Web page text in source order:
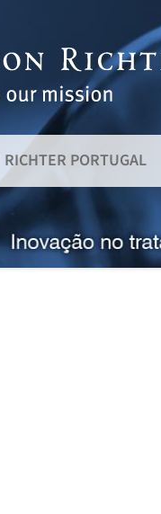
RICHTER PORTUGAL